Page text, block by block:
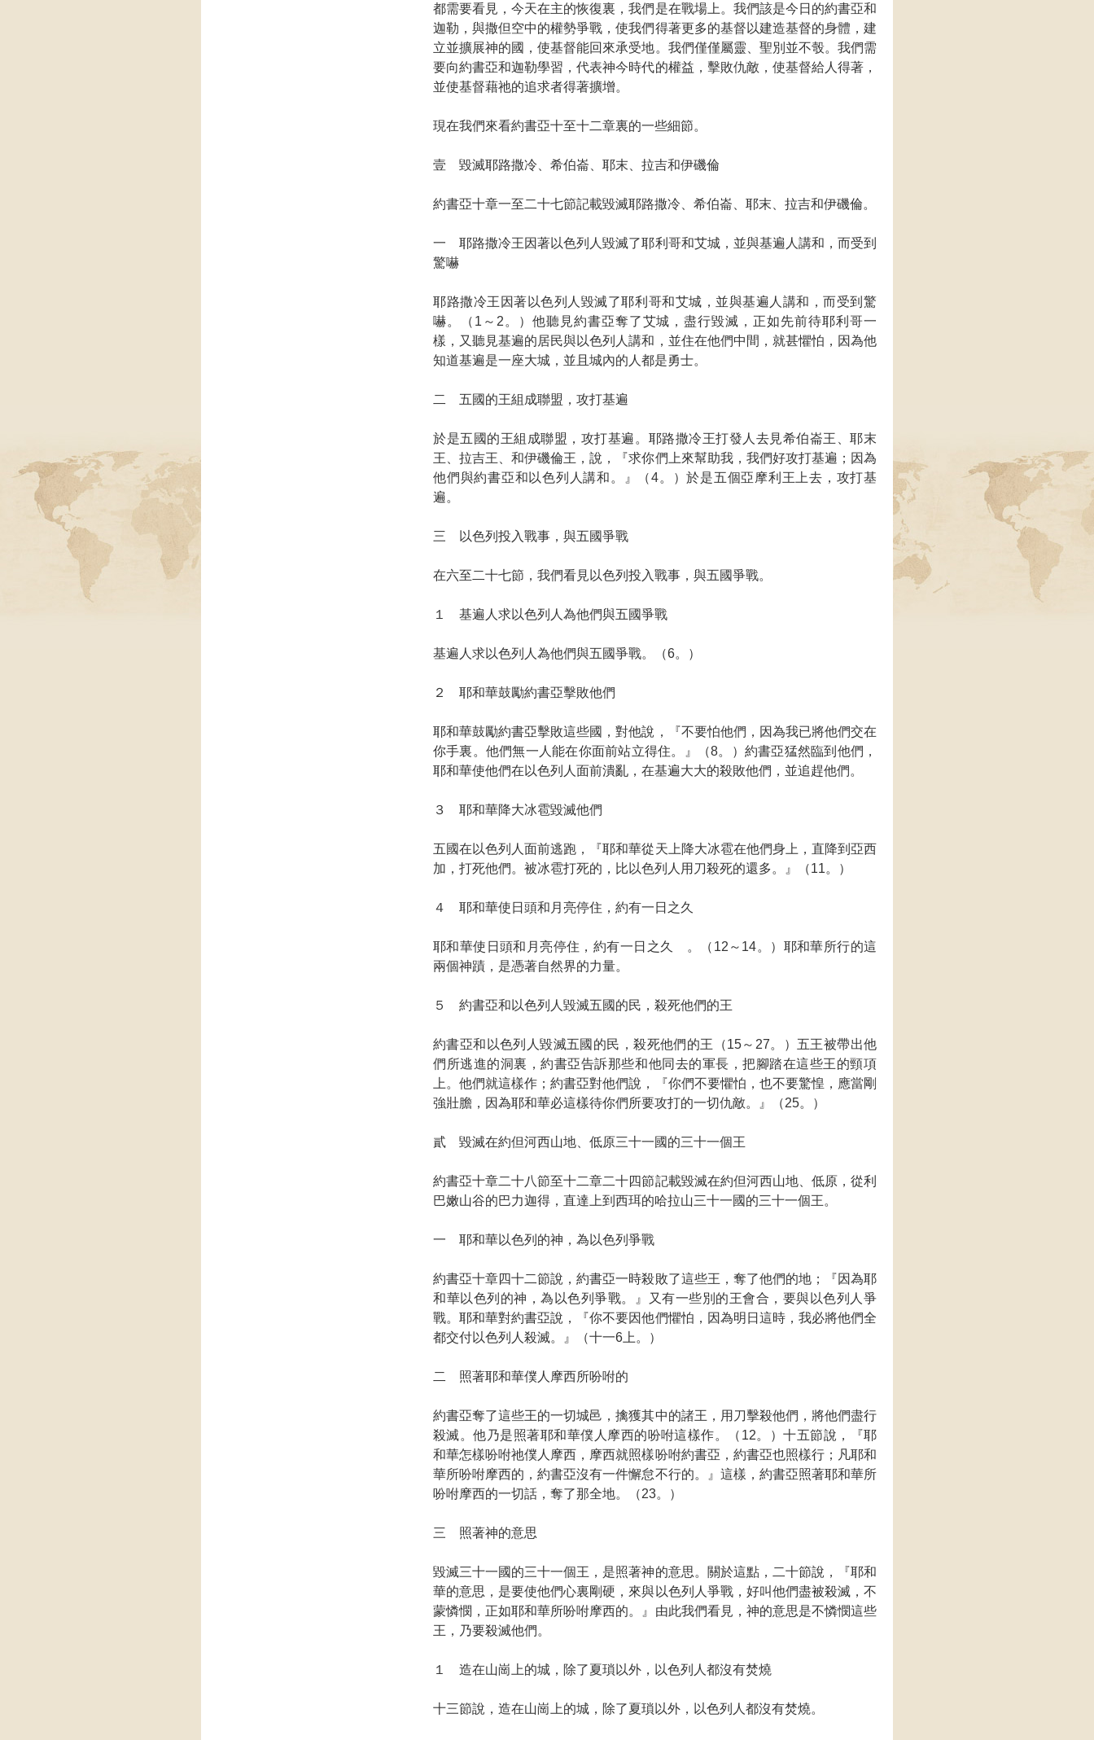
都需要看見，今天在主的恢復裏，我們是在戰場上。我們該是今日的約書亞和
迦勒，與撒但空中的權勢爭戰，使我們得著更多的基督以建造基督的身體，建
立並擴展神的國，使基督能回來承受地。我們僅僅屬靈、聖別並不彀。我們需
要向約書亞和迦勒學習，代表神今時代的權益，擊敗仇敵，使基督給人得著，
並使基督藉祂的追求者得著擴增。
現在我們來看約書亞十至十二章裏的一些細節。
壹 毀滅耶路撒冷、希伯崙、耶末、拉吉和伊磯倫
約書亞十章一至二十七節記載毀滅耶路撒冷、希伯崙、耶末、拉吉和伊磯倫。
一 耶路撒冷王因著以色列人毀滅了耶利哥和艾城，並與基遍人講和，而受到
驚嚇
耶路撒冷王因著以色列人毀滅了耶利哥和艾城，並與基遍人講和，而受到驚
嚇。（1～2。）他聽見約書亞奪了艾城，盡行毀滅，正如先前待耶利哥一
樣，又聽見基遍的居民與以色列人講和，並住在他們中間，就甚懼怕，因為他
知道基遍是一座大城，並且城內的人都是勇士。
二 五國的王組成聯盟，攻打基遍
於是五國的王組成聯盟，攻打基遍。耶路撒冷王打發人去見希伯崙王、耶末
王、拉吉王、和伊磯倫王，說，『求你們上來幫助我，我們好攻打基遍；因為
他們與約書亞和以色列人講和。』（4。）於是五個亞摩利王上去，攻打基
遍。
三 以色列投入戰事，與五國爭戰
在六至二十七節，我們看見以色列投入戰事，與五國爭戰。
１ 基遍人求以色列人為他們與五國爭戰
基遍人求以色列人為他們與五國爭戰。（6。）
２ 耶和華鼓勵約書亞擊敗他們
耶和華鼓勵約書亞擊敗這些國，對他說，『不要怕他們，因為我已將他們交在
你手裏。他們無一人能在你面前站立得住。』（8。）約書亞猛然臨到他們，
耶和華使他們在以色列人面前潰亂，在基遍大大的殺敗他們，並追趕他們。
３ 耶和華降大冰雹毀滅他們
五國在以色列人面前逃跑，『耶和華從天上降大冰雹在他們身上，直降到亞西
加，打死他們。被冰雹打死的，比以色列人用刀殺死的還多。』（11。）
４ 耶和華使日頭和月亮停住，約有一日之久
耶和華使日頭和月亮停住，約有一日之久 。（12～14。）耶和華所行的這
兩個神蹟，是憑著自然界的力量。
５ 約書亞和以色列人毀滅五國的民，殺死他們的王
約書亞和以色列人毀滅五國的民，殺死他們的王（15～27。）五王被帶出他
們所逃進的洞裏，約書亞告訴那些和他同去的軍長，把腳踏在這些王的頸項
上。他們就這樣作；約書亞對他們說，『你們不要懼怕，也不要驚惶，應當剛
強壯膽，因為耶和華必這樣待你們所要攻打的一切仇敵。』（25。）
貳 毀滅在約但河西山地、低原三十一國的三十一個王
約書亞十章二十八節至十二章二十四節記載毀滅在約但河西山地、低原，從利
巴嫩山谷的巴力迦得，直達上到西珥的哈拉山三十一國的三十一個王。
一 耶和華以色列的神，為以色列爭戰
約書亞十章四十二節說，約書亞一時殺敗了這些王，奪了他們的地；『因為耶
和華以色列的神，為以色列爭戰。』又有一些別的王會合，要與以色列人爭
戰。耶和華對約書亞說，『你不要因他們懼怕，因為明日這時，我必將他們全
都交付以色列人殺滅。』（十一6上。）
二 照著耶和華僕人摩西所吩咐的
約書亞奪了這些王的一切城邑，擒獲其中的諸王，用刀擊殺他們，將他們盡行
殺滅。他乃是照著耶和華僕人摩西的吩咐這樣作。（12。）十五節說，『耶
和華怎樣吩咐祂僕人摩西，摩西就照樣吩咐約書亞，約書亞也照樣行；凡耶和
華所吩咐摩西的，約書亞沒有一件懈怠不行的。』這樣，約書亞照著耶和華所
吩咐摩西的一切話，奪了那全地。（23。）
三 照著神的意思
毀滅三十一國的三十一個王，是照著神的意思。關於這點，二十節說，『耶和
華的意思，是要使他們心裏剛硬，來與以色列人爭戰，好叫他們盡被殺滅，不
蒙憐憫，正如耶和華所吩咐摩西的。』由此我們看見，神的意思是不憐憫這些
王，乃要殺滅他們。
１ 造在山崗上的城，除了夏瑣以外，以色列人都沒有焚燒
十三節說，造在山崗上的城，除了夏瑣以外，以色列人都沒有焚燒。